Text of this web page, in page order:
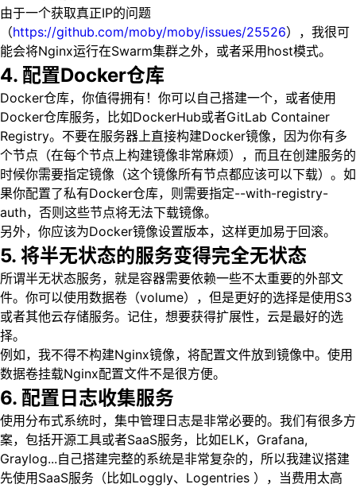
由于一个获取真正IP的问题
（https://github.com/moby/moby/issues/25526），我很可
能会将Nginx运行在Swarm集群之外，或者采用host模式。
4. 配置Docker仓库
Docker仓库，你值得拥有！你可以自己搭建一个，或者使用
Docker仓库服务，比如DockerHub或者GitLab Container
Registry。不要在服务器上直接构建Docker镜像，因为你有多
个节点（在每个节点上构建镜像非常麻烦），而且在创建服务的
时候你需要指定镜像（这个镜像所有节点都应该可以下载）。如
果你配置了私有Docker仓库，则需要指定--with-registry-
auth，否则这些节点将无法下载镜像。
另外，你应该为Docker镜像设置版本，这样更加易于回滚。
5. 将半无状态的服务变得完全无状态
所谓半无状态服务，就是容器需要依赖一些不太重要的外部文
件。你可以使用数据卷（volume），但是更好的选择是使用S3
或者其他云存储服务。记住，想要获得扩展性，云是最好的选
择。
例如，我不得不构建Nginx镜像，将配置文件放到镜像中。使用
数据卷挂载Nginx配置文件不是很方便。
6. 配置日志收集服务
使用分布式系统时，集中管理日志是非常必要的。我们有很多方
案，包括开源工具或者SaaS服务，比如ELK，Grafana,
Graylog...自己搭建完整的系统是非常复杂的，所以我建议搭建
先使用SaaS服务（比如Loggly、Logentries ），当费用太高